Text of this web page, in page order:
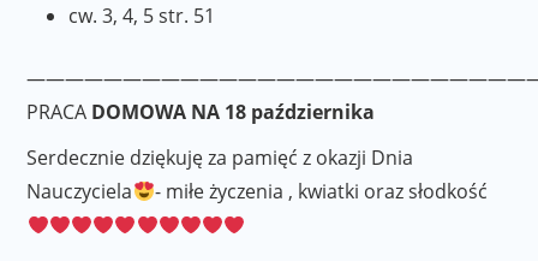
cw. 3, 4, 5 str. 51
PRACA DOMOWA NA 18 października
Serdecznie dziękuję za pamięć z okazji Dnia
Nauczyciela
- miłe życzenia , kwiatki oraz słodkość